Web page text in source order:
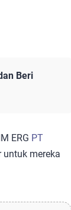
Beri
ERG PT
untuk mereka